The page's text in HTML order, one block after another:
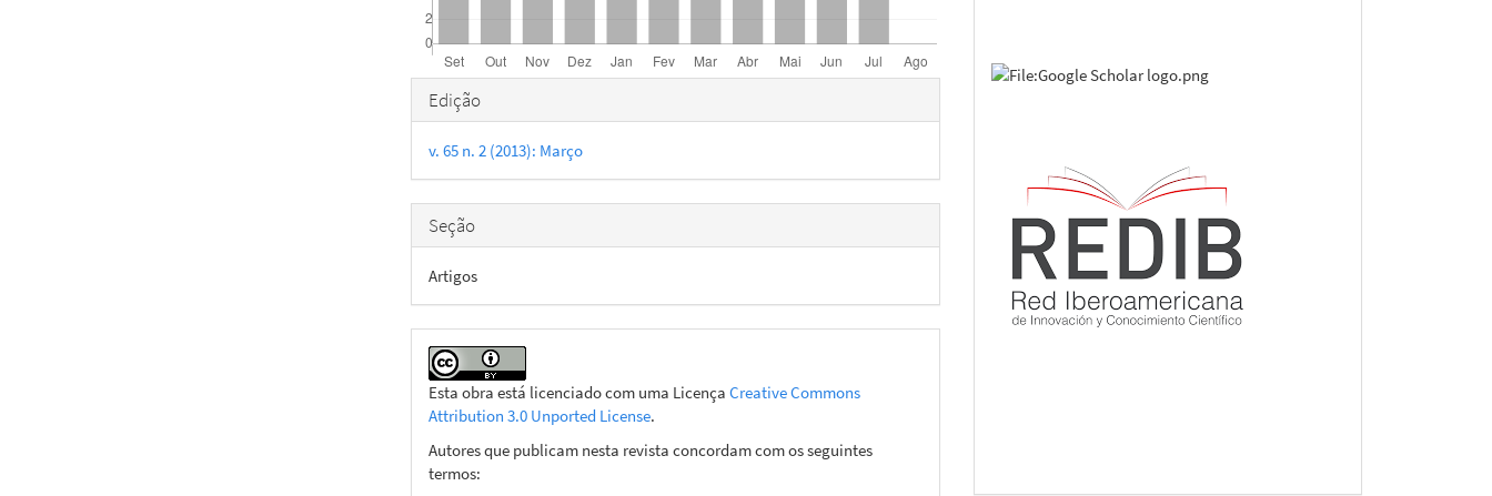
Detalhes
do
artigo
Edição
v. 65 n. 2 (2013): Março
Seção
Artigos
Esta obra está licenciado com uma LicençaCreative Commons
Attribution 3.0 Unported License.
Autores que publicam nesta revista concordam com os seguintes
termos: